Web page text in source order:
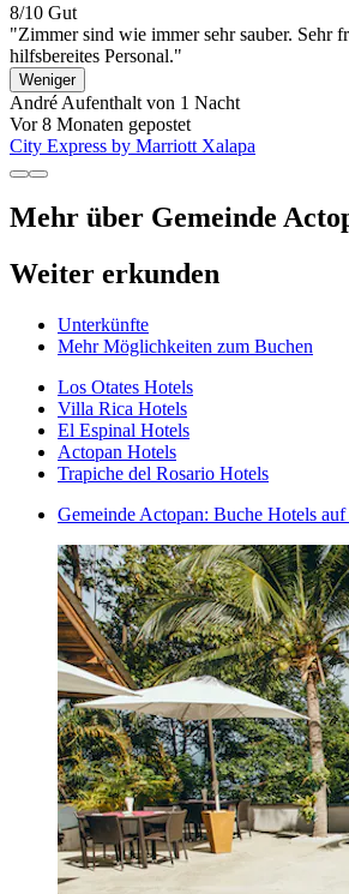
8/10 Gut
"Zimmer sind wie immer sehr sauber. Sehr
hilfsbereites Personal."
Weniger
André Aufenthalt von 1 Nacht
Vor 8 Monaten gepostet
City Express by Marriott Xalapa
Mehr über Gemeinde
Weiter erkunden
Unterkünfte
Mehr Möglichkeiten zum Buchen
Los Otates Hotels
Villa Rica Hotels
El Espinal Hotels
Actopan Hotels
Trapiche del Rosario Hotels
Gemeinde Actopan: Buche Hotels